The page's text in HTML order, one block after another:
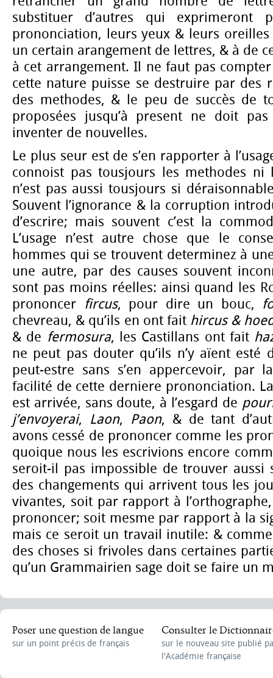
substituer d’autres qui exprimeront
prononciation, leurs yeux & leurs oreilles
un certain arangement de lettres, & à de
à cet arrangement. Il ne faut pas
cette nature puisse se destruire par des
des methodes, & le peu de succès de
proposées jusqu’à present ne doit
inventer de nouvelles.
Le plus seur est de s’en rapporter à
connoist pas tousjours les methodes ni
n’est pas aussi tousjours si
Souvent l’ignorance & la corruption
d’escrire; mais souvent c’est la
L’usage n’est autre chose que le
hommes qui se trouvent determinez à
une autre, par des causes souvent
sont pas moins réelles: ainsi quand les
prononcer fircus, pour dire un bouc,
chevreau, & qu’ils en ont fait hircus &
& de fermosura, les Castillans ont fait
ne peut pas douter qu’ils n’y aïent esté
peut-estre sans s’en appercevoir, par
facilité de cette derniere prononciation.
est arrivée, sans doute, à l’esgard de
j’envoyerai, Laon, Paon, & de tant
avons cessé de prononcer comme les
quoique nous les escrivions encore
seroit-il pas impossible de trouver aussi
des changements qui arrivent tous les
vivantes, soit par rapport à
prononcer; soit mesme par rapport à la
mais ce seroit un travail inutile: &
des choses si frivoles dans certaines
qu’un Grammairien sage doit se faire un
Poser une question de langue
sur un point précis de français
Consulter le
sur le nouveau site publié
l'Académie française